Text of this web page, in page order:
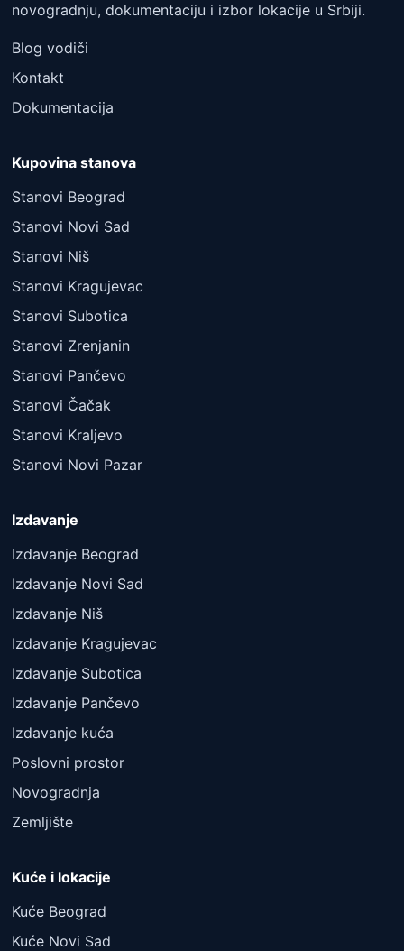
novogradnju, dokumentaciju i izbor lokacije u Srbiji.
Blog vodiči
Kontakt
Dokumentacija
Kupovina stanova
Stanovi Beograd
Stanovi Novi Sad
Stanovi Niš
Stanovi Kragujevac
Stanovi Subotica
Stanovi Zrenjanin
Stanovi Pančevo
Stanovi Čačak
Stanovi Kraljevo
Stanovi Novi Pazar
Izdavanje
Izdavanje Beograd
Izdavanje Novi Sad
Izdavanje Niš
Izdavanje Kragujevac
Izdavanje Subotica
Izdavanje Pančevo
Izdavanje kuća
Poslovni prostor
Novogradnja
Zemljište
Kuće i lokacije
Kuće Beograd
Kuće Novi Sad